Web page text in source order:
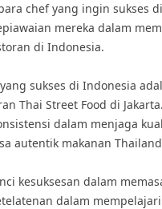
chef yang ingin sukses
mereka dalam
di Indonesia.
sukses di Indonesia
Thai Street Food di
dalam menjaga
autentik makanan
kesuksesan dalam
dalam